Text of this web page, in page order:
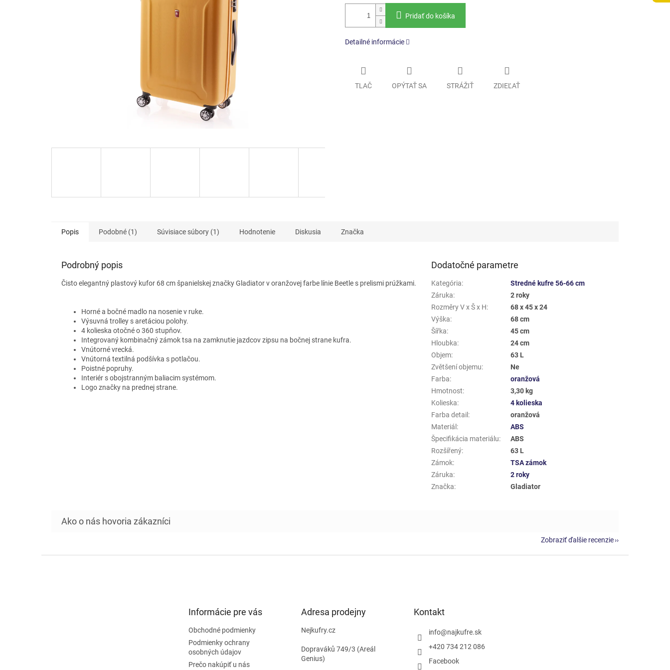
Pridať do košíka
Detailné informácie
TLAČ OPÝTAŤ SA STRÁŽIŤ ZDIEĽAŤ
Popis Podobné (1) Súvisiace súbory (1) Hodnotenie Diskusia Značka
Podrobný popis
Čisto elegantný plastový kufor 68 cm španielskej značky Gladiator v oranžovej farbe línie Beetle s prelismi prúžkami.
Horné a bočné madlo na nosenie v ruke.
Výsuvná trolley s aretáciou polohy.
4 kolieska otočné o 360 stupňov.
Integrovaný kombinačný zámok tsa na zamknutie jazdcov zipsu na bočnej strane kufra.
Vnútorné vrecká.
Vnútorná textilná podšívka s potlačou.
Poistné popruhy.
Interiér s obojstranným baliacim systémom.
Logo značky na prednej strane.
Dodatočné parametre
Kategória:
Stredné kufre 56-66 cm
Záruka:
2 roky
Rozměry V x Š x H:
68 x 45 x 24
Výška:
68 cm
Šířka:
45 cm
Hloubka:
24 cm
Objem:
63 L
Zvětšení objemu:
Ne
Farba:
oranžová
Hmotnost:
3,30 kg
Kolieska:
4 kolieska
Farba detail :
oranžová
Materiál :
ABS
Špecifikácia materiálu:
ABS
Rozšířený:
63 L
Zámok:
TSA zámok
Záruka:
2 roky
Značka: Gladiator
Zobraziť ďalšie recenzie
Informácie pre vás
Obchodné podmienky
Podmienky ochrany
osobných údajov
Prečo nakúpiť u nás
Adresa prodejny
Nejkufry.cz
Dopraváků 749/3 (Areál
Genius)
Kontakt
info@najkufre.sk
+420 734 212 086
Facebook